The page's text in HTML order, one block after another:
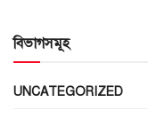
বিভাগসমূহ
UNCATEGORIZED